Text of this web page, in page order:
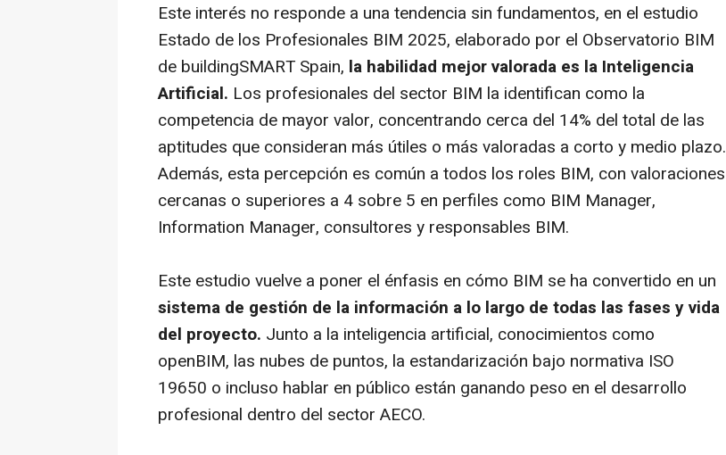
Este interés no responde a una tendencia sin fundamentos, en el estudio
Estado de los Profesionales BIM 2025, elaborado por el Observatorio BIM
de buildingSMART Spain, la habilidad mejor valorada es la Inteligencia
Artificial. Los profesionales del sector BIM la identifican como la
competencia de mayor valor, concentrando cerca del 14% del total de las
aptitudes que consideran más útiles o más valoradas a corto y medio plazo.
Además, esta percepción es común a todos los roles BIM, con valoraciones
cercanas o superiores a 4 sobre 5 en perfiles como BIM Manager,
Information Manager, consultores y responsables BIM.
Este estudio vuelve a poner el énfasis en cómo BIM se ha convertido en un
sistema de gestión de la información a lo largo de todas las fases y vida
del proyecto. Junto a la inteligencia artificial, conocimientos como
openBIM, las nubes de puntos, la estandarización bajo normativa ISO
19650 o incluso hablar en público están ganando peso en el desarrollo
profesional dentro del sector AECO.